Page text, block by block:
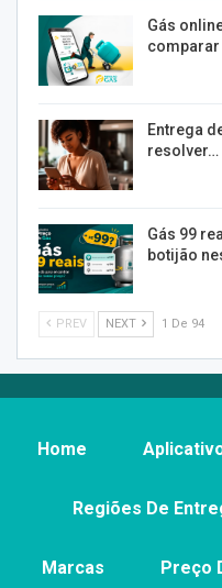
Gás
comparar
Entrega
resolver…
Gás 99
botijão
PREV NEXT 1 De 94
Home
Regiões De
Marcas Preço